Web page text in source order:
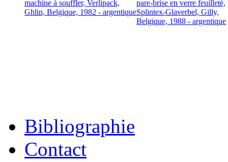
Bibliographie
Contact